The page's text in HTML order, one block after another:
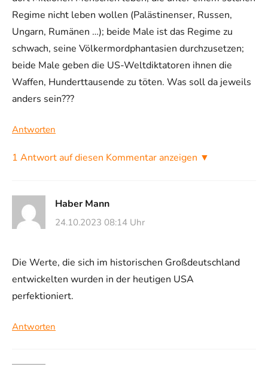
Regime nicht leben wollen (Palästinenser, Russen,
Ungarn, Rumänen …); beide Male ist das Regime zu
schwach, seine Völkermordphantasien durchzusetzen;
beide Male geben die US-Weltdiktatoren ihnen die
Waffen, Hunderttausende zu töten. Was soll da jeweils
anders sein???
Antworten
1 Antwort auf diesen Kommentar anzeigen ▼
Haber Mann
24.10.2023 08:14 Uhr
Die Werte, die sich im historischen Großdeutschland
entwickelten wurden in der heutigen USA
perfektioniert.
Antworten